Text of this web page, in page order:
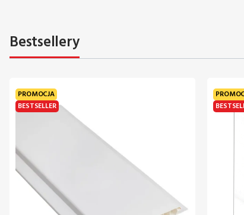
Bestsellery
PROMOCJA
BESTSELLER